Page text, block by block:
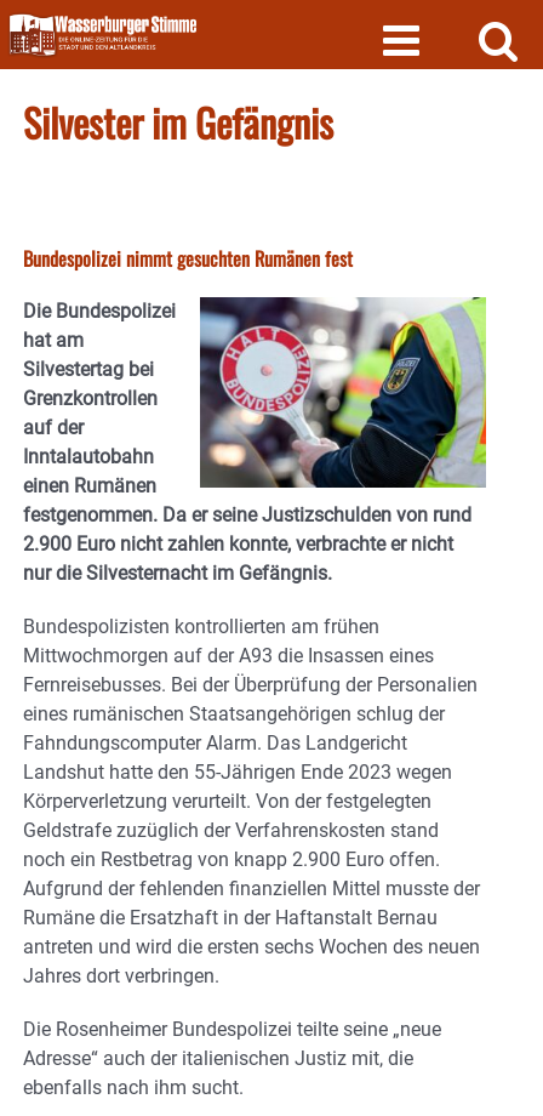
Skip
to
content
Silvester im Gefängnis
Bundespolizei nimmt gesuchten Rumänen fest
Die Bundespolizei
hat am
Silvestertag bei
Grenzkontrollen
auf der
Inntalautobahn
einen Rumänen
festgenommen. Da er seine Justizschulden von rund
2.900 Euro nicht zahlen konnte, verbrachte er nicht
nur die Silvesternacht im Gefängnis.
Bundespolizisten kontrollierten am frühen
Mittwochmorgen auf der A93 die Insassen eines
Fernreisebusses. Bei der Überprüfung der Personalien
eines rumänischen Staatsangehörigen schlug der
Fahndungscomputer Alarm. Das Landgericht
Landshut hatte den 55-Jährigen Ende 2023 wegen
Körperverletzung verurteilt. Von der festgelegten
Geldstrafe zuzüglich der Verfahrenskosten stand
noch ein Restbetrag von knapp 2.900 Euro offen.
Aufgrund der fehlenden finanziellen Mittel musste der
Rumäne die Ersatzhaft in der Haftanstalt Bernau
antreten und wird die ersten sechs Wochen des neuen
Jahres dort verbringen.
Die Rosenheimer Bundespolizei teilte seine „neue
Adresse“ auch der italienischen Justiz mit, die
ebenfalls nach ihm sucht.